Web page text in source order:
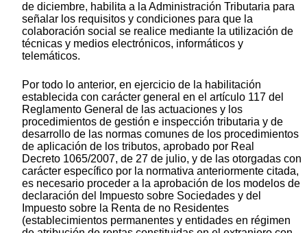
de diciembre, habilita a la Administración Tributaria para
señalar los requisitos y condiciones para que la
colaboración social se realice mediante la utilización de
técnicas y medios electrónicos, informáticos y
telemáticos.
Por todo lo anterior, en ejercicio de la habilitación
establecida con carácter general en el artículo 117 del
Reglamento General de las actuaciones y los
procedimientos de gestión e inspección tributaria y de
desarrollo de las normas comunes de los procedimientos
de aplicación de los tributos, aprobado por Real
Decreto 1065/2007, de 27 de julio, y de las otorgadas con
carácter específico por la normativa anteriormente citada,
es necesario proceder a la aprobación de los modelos de
declaración del Impuesto sobre Sociedades y del
Impuesto sobre la Renta de no Residentes
(establecimientos permanentes y entidades en régimen